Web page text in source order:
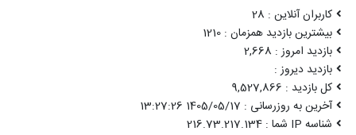
کاربران آنلاین : 28
بیشترین بازدید همزمان : 1210
بازدید امروز : 2,668
بازدید دیروز :
کل بازدید : 9,527,866
آخرین به روزرسانی : 1405/05/17 13:27:26
شناسه IP شما : 216.73.217.134